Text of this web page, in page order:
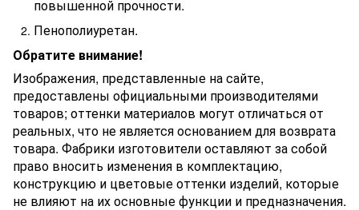
повышенной прочности.
Пенополиуретан.
Обратите внимание!
Изображения, представленные на сайте,
предоставлены официальными производителями
товаров; оттенки материалов могут отличаться от
реальных, что не является основанием для возврата
товара. Фабрики изготовители оставляют за собой
право вносить изменения в комплектацию,
конструкцию и цветовые оттенки изделий, которые
не влияют на их основные функции и предназначения.